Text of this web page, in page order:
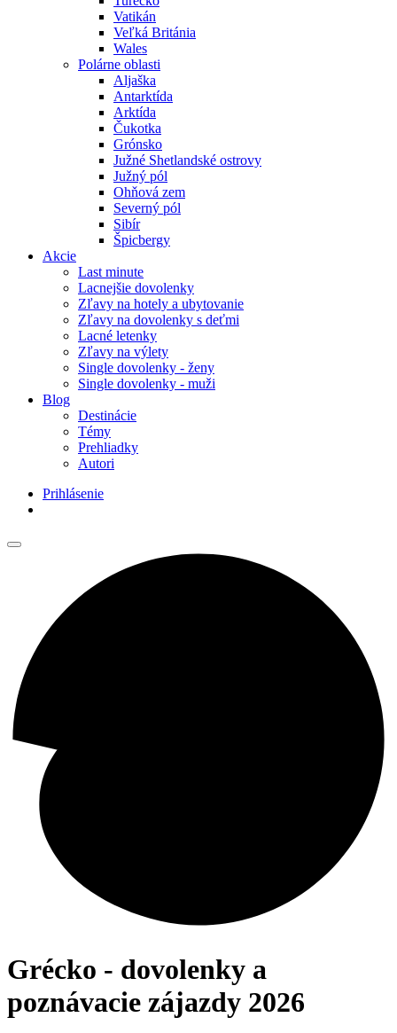
Vatikán
Veľká Británia
Wales
Polárne oblasti
Aljaška
Antarktída
Arktída
Čukotka
Grónsko
Južné Shetlandské ostrovy
Južný pól
Ohňová zem
Severný pól
Sibír
Špicbergy
Akcie
Last minute
Lacnejšie dovolenky
Zľavy na hotely a ubytovanie
Zľavy na dovolenky s deťmi
Lacné letenky
Zľavy na výlety
Single dovolenky - ženy
Single dovolenky - muži
Blog
Destinácie
Témy
Prehliadky
Autori
Prihlásenie
Grécko - dovolenky a
poznávacie zájazdy 2026